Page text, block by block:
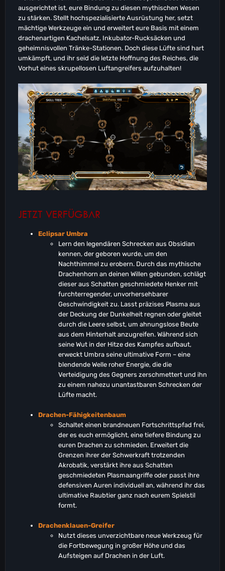
ausgerichtet ist, eure Bindung zu diesen mythischen Wesen
zu stärken. Stellt hochspezialisierte Ausrüstung her, setzt
mächtige Werkzeuge ein und erweitert eure Basis mit einem
drachenartigen Kachelsatz, Inkubator-Rucksäcken und
geheimnisvollen Tränke-Stationen. Doch diese Lüfte sind hart
umkämpft, und ihr seid die letzte Hoffnung des Reiches, die
Vorhut eines skrupellosen Luftangreifers aufzuhalten!
JETZT VERFÜGBAR
Eclipsar Umbra
Lern den legendären Schrecken aus Obsidian
kennen, der geboren wurde, um den
Nachthimmel zu erobern. Durch das mythische
Drachenhorn an deinen Willen gebunden, schlägt
dieser aus Schatten geschmiedete Henker mit
furchterregender, unvorhersehbarer
Geschwindigkeit zu. Lasst präzises Plasma aus
der Deckung der Dunkelheit regnen oder gleitet
durch die Leere selbst, um ahnungslose Beute
aus dem Hinterhalt anzugreifen. Während sich
seine Wut in der Hitze des Kampfes aufbaut,
erweckt Umbra seine ultimative Form – eine
blendende Welle roher Energie, die die
Verteidigung des Gegners zerschmettert und ihn
zu einem nahezu unantastbaren Schrecken der
Lüfte macht.
Drachen-Fähigkeitenbaum
Schaltet einen brandneuen Fortschrittspfad frei,
der es euch ermöglicht, eine tiefere Bindung zu
euren Drachen zu schmieden. Erweitert die
Grenzen ihrer der Schwerkraft trotzenden
Akrobatik, verstärkt ihre aus Schatten
geschmiedeten Plasmaangriffe oder passt ihre
defensiven Auren individuell an, während ihr das
ultimative Raubtier ganz nach eurem Spielstil
formt.
Drachenklauen-Greifer
Nutzt dieses unverzichtbare neue Werkzeug für
die Fortbewegung in großer Höhe und das
Aufsteigen auf Drachen in der Luft.